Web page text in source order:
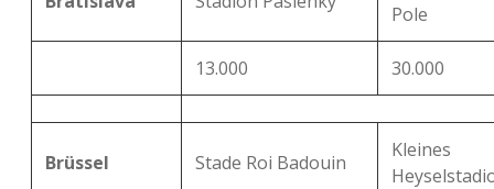
Pole
13.000 30.000
Brüssel Stade Roi Badouin
Kleines